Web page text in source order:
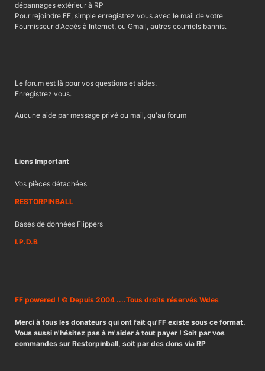
dépannages extérieur à RP
Pour rejoindre FF, simple enregistrez vous avec le mail de votre
Fournisseur d'Accès à Internet, ou Gmail, autres courriels bannis.
Le forum est là pour vos questions et aides.
Enregistrez vous.
Aucune aide par message privé ou mail, qu'au forum
Liens Important
Vos pièces détachées
RESTORPINBALL
Bases de données Flippers
I.P.D.B
FF powered ! © Depuis 2004 ....Tous droits réservés Wdes
Merci à tous les donateurs qui ont fait qu'FF existe sous ce format.
Vous aussi n'hésitez pas à m'aider à tout payer ! Soit par vos
commandes sur Restorpinball, soit par des dons via RP